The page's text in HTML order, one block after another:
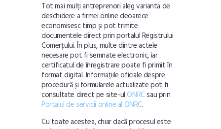
Tot mai mulți antreprenori aleg varianta de
deschidere a firmei online deoarece
economisesc timp și pot trimite
documentele direct prin portalul Registrului
Comerțului. În plus, multe dintre actele
necesare pot fi semnate electronic, iar
certificatul de înregistrare poate fi primit în
format digital. Informațiile oficiale despre
procedură și formularele actualizate pot fi
consultate direct pe site-ulONRCsau prin
Portalul de servicii online al ONRC.
Cu toate acestea, chiar dacă procesul este